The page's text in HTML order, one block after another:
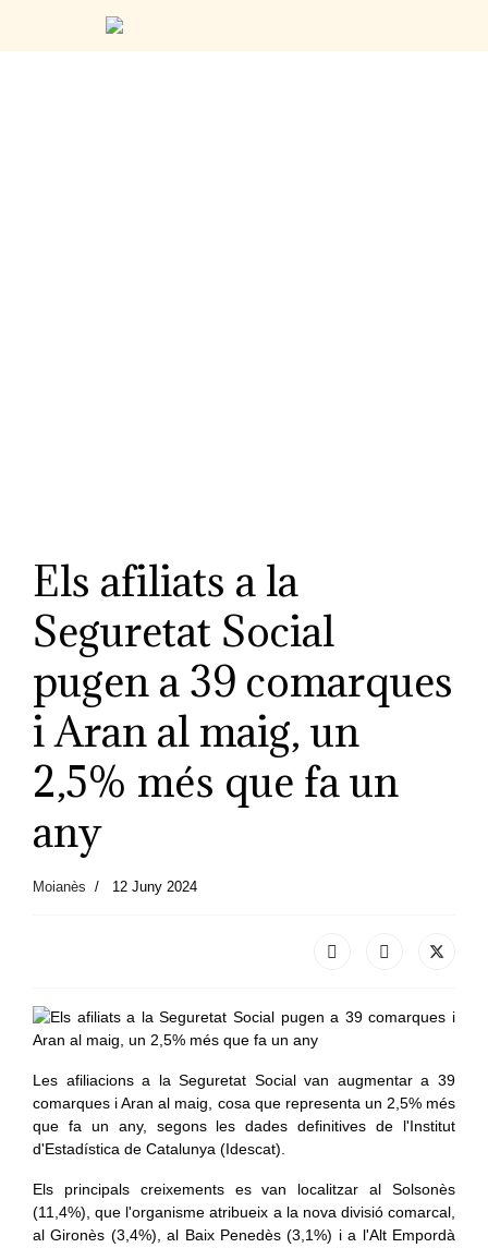
Els afiliats a la
Seguretat Social
pugen a 39 comarques
i Aran al maig, un
2,5% més que fa un
any
Moianès 12 Juny 2024
Les afiliacions a la Seguretat Social van augmentar a 39
comarques i Aran al maig, cosa que representa un 2,5% més
que fa un any, segons les dades definitives de l'Institut
d'Estadística de Catalunya (Idescat).
Els principals creixements es van localitzar al Solsonès
(11,4%), que l'organisme atribueix a la nova divisió comarcal,
al Gironès (3,4%), al Baix Penedès (3,1%) i a l'Alt Empordà